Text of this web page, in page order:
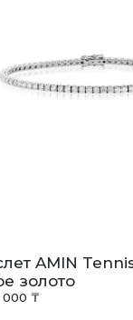
AMIN
золото
000 ₸